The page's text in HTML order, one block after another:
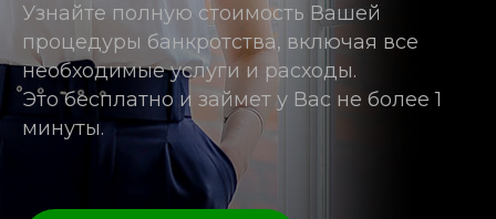
Узнайте полную стоимость Вашей
процедуры банкротства, включая все
необходимые услуги и расходы.
Это бесплатно и займет у Вас не более 1
минуты.